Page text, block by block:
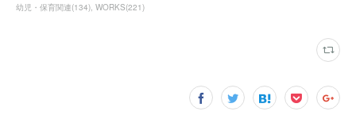
幼児・保育関連(134) WORKS(221)